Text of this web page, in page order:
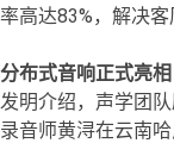
高达83%，解决客
布式音响正式亮相
明介绍，声学团
音师黄浔在云南